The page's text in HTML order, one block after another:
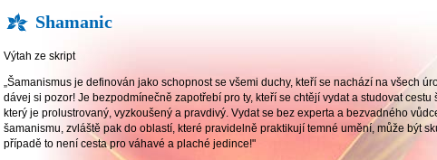
Shamanic
Výtah ze skript
„Šamanismus je definován jako schopnost se všemi duchy, kteří se nachází na všech
dávej si pozor! Je bezpodmínečně zapotřebí pro ty, kteří se chtějí vydat a studovat cestu
který je prolustrovaný, vyzkoušený a pravdivý. Vydat se bez experta a bezvadného
šamanismu, zvláště pak do oblastí, které pravidelně praktikují temné umění, může být
případě to není cesta pro váhavé a plaché jedince!"